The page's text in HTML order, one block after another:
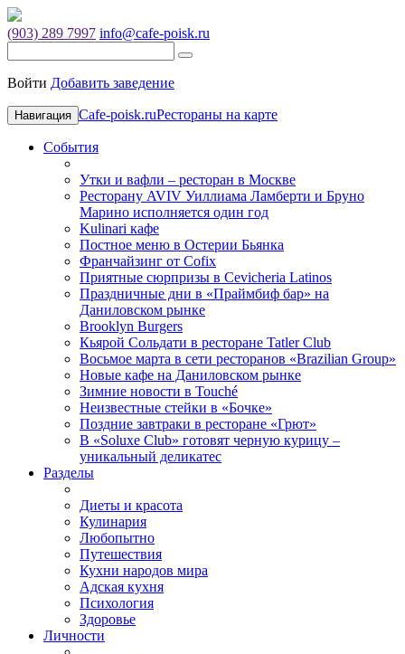
(903) 289 7997 info@cafe-poisk.ru
Войти Добавить заведение
Навигация Cafe-poisk.ruРестораны на карте
События
Утки и вафли – ресторан в Москве
Ресторану AVIV Уиллиама Ламберти и Бруно
Марино исполняется один год
Kulinari кафе
Постное меню в Остерии Бьянка
Франчайзинг от Cofix
Приятные сюрпризы в Cevicheria Latinos
Праздничные дни в «Праймбиф бар» на
Даниловском рынке
Brooklyn Burgers
Кьярой Сольдати в ресторане Tatler Club
Восьмое марта в сети ресторанов «Brazilian Group»
Новые кафе на Даниловском рынке
Зимние новости в Touché
Неизвестные стейки в «Бочке»
Поздние завтраки в ресторане «Грют»
В «Soluxe Club» готовят черную курицу –
уникальный деликатес
Разделы
Диеты и красота
Кулинария
Любопытно
Путешествия
Кухни народов мира
Адская кухня
Психология
Здоровье
Личности